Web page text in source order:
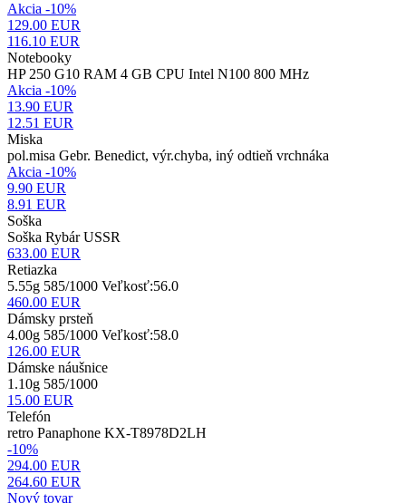
Akcia -10%
129.00 EUR
116.10 EUR
Notebooky
HP 250 G10 RAM 4 GB CPU Intel N100 800 MHz
Akcia -10%
13.90 EUR
12.51 EUR
Miska
pol.misa Gebr. Benedict, výr.chyba, iný odtieň vrchnáka
Akcia -10%
9.90 EUR
8.91 EUR
Soška
Soška Rybár USSR
633.00 EUR
Retiazka
5.55g 585/1000 Veľkosť:56.0
460.00 EUR
Dámsky prsteň
4.00g 585/1000 Veľkosť:58.0
126.00 EUR
Dámske náušnice
1.10g 585/1000
15.00 EUR
Telefón
retro Panaphone KX-T8978D2LH
-10%
294.00 EUR
264.60 EUR
Nový tovar